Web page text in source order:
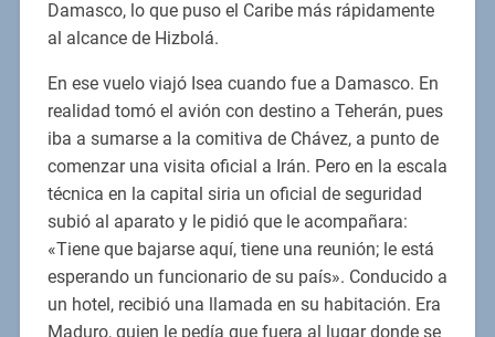
Damasco, lo que puso el Caribe más rápidamente
al alcance de Hizbolá.
En ese vuelo viajó Isea cuando fue a Damasco. En
realidad tomó el avión con destino a Teherán, pues
iba a sumarse a la comitiva de Chávez, a punto de
comenzar una visita oficial a Irán. Pero en la escala
técnica en la capital siria un oficial de seguridad
subió al aparato y le pidió que le acompañara:
«Tiene que bajarse aquí, tiene una reunión; le está
esperando un funcionario de su país». Conducido a
un hotel, recibió una llamada en su habitación. Era
Maduro, quien le pedía que fuera al lugar donde se